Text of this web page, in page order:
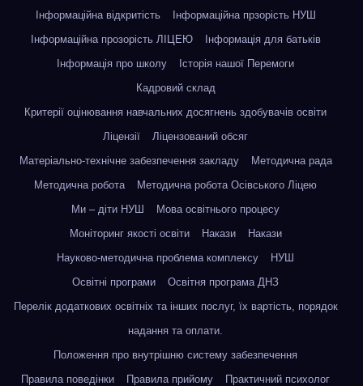
Інформаційна відкритість
Інформаційна прзорість НУШ
Інформаційна прозорість ЛІЦЕЮ
Інформація для батьків
Інформація про школу
Історія нашої Перемоги
Кадровий склад
Критерії оцінювання навчальних досягнень здобувачів освіти
Ліцензії
Ліцензований обсяг
Матеріально-технічне забезпечення закладу
Методична рада
Методична робота
Методична робота Осівського Ліцею
Ми – діти НУШ
Мова освітнього процесу
Моніторинг якості освіти
Накази
Накази
Науково-методична проблема комплексу
НУШ
Освітні програми
Освітня програма ДНЗ
Перелік додаткових освітніх та інших послуг, їх вартість, порядок
надання та оплати.
Положення про внутрішню систему забезпечення
Правила поведінки
Правила прийому
Практичний психолог